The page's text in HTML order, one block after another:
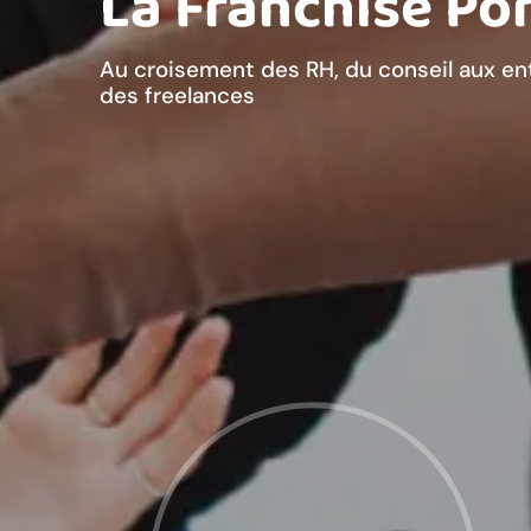
Au croisement des RH, du conseil aux
des freelances